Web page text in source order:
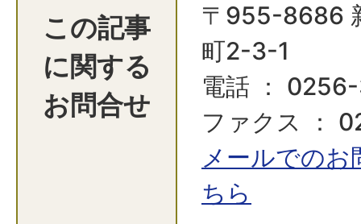
この記事
に関する
お問合せ
〒955-8686
町2-3-1
電話 ：
ファクス ：
メールでの
ちら